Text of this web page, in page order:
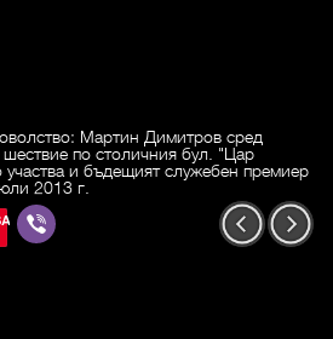
Мартин Димитров сред
по столичния бул. "Цар
и бъдещият служебен премиер
2013 г.